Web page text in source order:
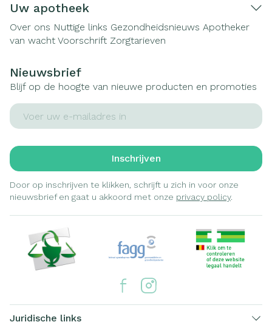
Uw apotheek
Over ons Nuttige links Gezondheidsnieuws Apotheker
van wacht Voorschrift Zorgtarieven
Nieuwsbrief
Blijf op de hoogte van nieuwe producten en promoties
E-mail adres
Inschrijven
Door op inschrijven te klikken, schrijft u zich in voor onze
nieuwsbrief en gaat u akkoord met onze privacy policy.
Juridische links